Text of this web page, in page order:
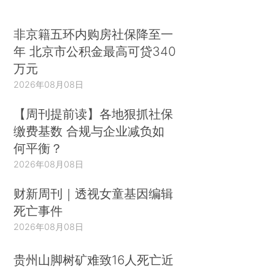
非京籍五环内购房社保降至一
年 北京市公积金最高可贷340
万元
2026年08月08日
【周刊提前读】各地狠抓社保
缴费基数 合规与企业减负如
何平衡？
2026年08月08日
财新周刊｜透视女童基因编辑
死亡事件
2026年08月08日
贵州山脚树矿难致16人死亡近